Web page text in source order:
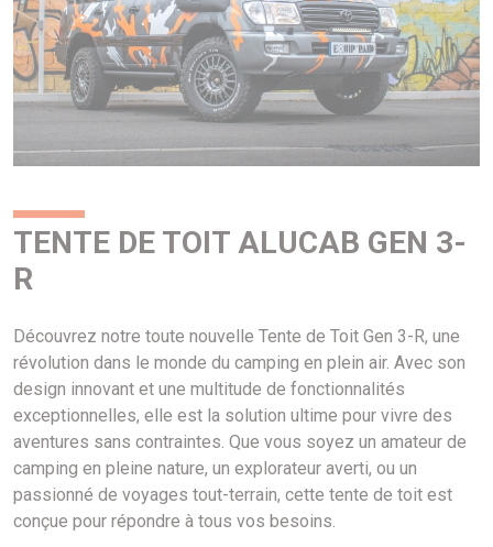
TENTE DE TOIT ALUCAB GEN 3-
R
Découvrez notre toute nouvelle Tente de Toit Gen 3-R, une
révolution dans le monde du camping en plein air. Avec son
design innovant et une multitude de fonctionnalités
exceptionnelles, elle est la solution ultime pour vivre des
aventures sans contraintes. Que vous soyez un amateur de
camping en pleine nature, un explorateur averti, ou un
passionné de voyages tout-terrain, cette tente de toit est
conçue pour répondre à tous vos besoins.